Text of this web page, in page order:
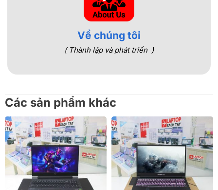
Về chúng tôi
( Thành lập và phát triển )
Các sản phẩm khác